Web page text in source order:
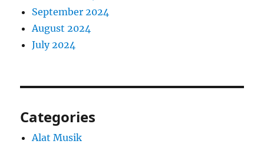
September 2024
August 2024
July 2024
Categories
Alat Musik